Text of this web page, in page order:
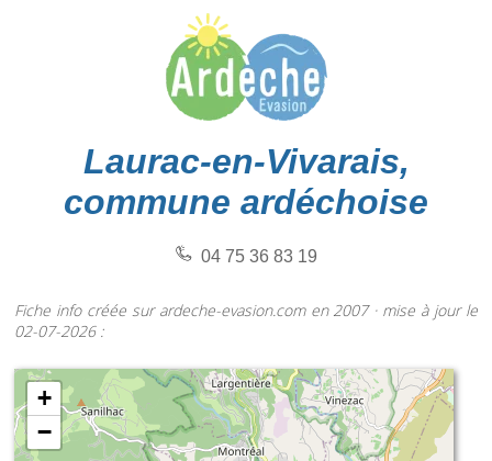
Laurac-en-Vivarais,
commune ardéchoise
04 75 36 83 19
Fiche info créée sur ardeche-evasion.com en 2007 · mise à jour le
02-07-2026 :
+
−